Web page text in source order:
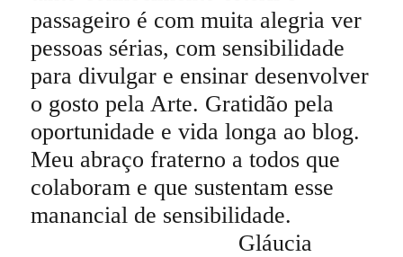
passageiro é com muita alegria ver
pessoas sérias, com sensibilidade
para divulgar e ensinar desenvolver
o gosto pela Arte. Gratidão pela
oportunidade e vida longa ao blog.
Meu abraço fraterno a todos que
colaboram e que sustentam esse
manancial de sensibilidade.
Gláucia